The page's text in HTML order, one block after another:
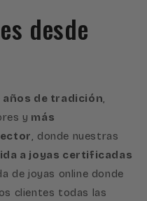
desde
años de tradición,
y más
, donde nuestras
a joyas certificadas
de joyas online donde
clientes todas las